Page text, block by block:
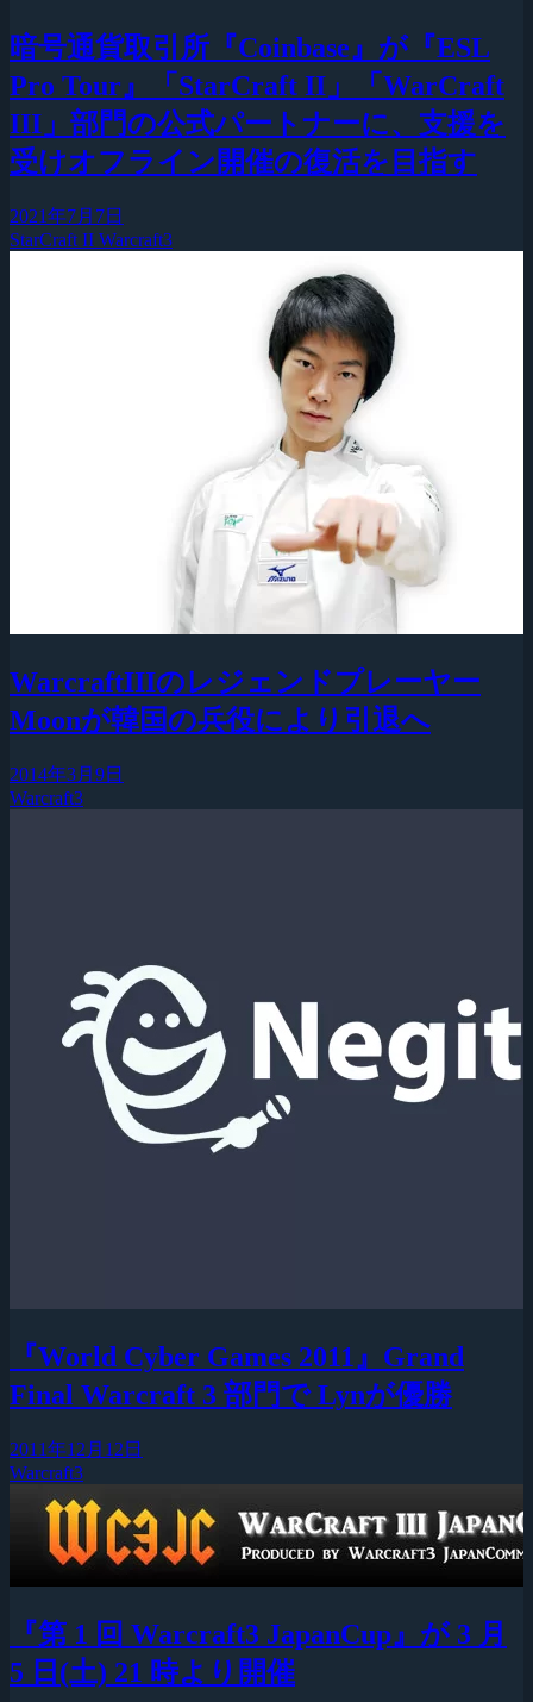
暗号通貨取引所『Coinbase』が『ESL
Pro Tour』「StarCraft II」「WarCraft
III」部門の公式パートナーに、支援を
受けオフライン開催の復活を目指す
2021年7月7日
StarCraft II Warcraft3
WarcraftIIIのレジェンドプレーヤー
Moonが韓国の兵役により引退へ
2014年3月9日
Warcraft3
『World Cyber Games 2011』Grand
Final Warcraft 3 部門で Lynが優勝
2011年12月12日
Warcraft3
『第 1 回 Warcraft3 JapanCup』が 3 月
5 日(土) 21 時より開催